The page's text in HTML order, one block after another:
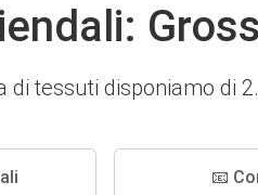
di tessuti disponiamo di
📧